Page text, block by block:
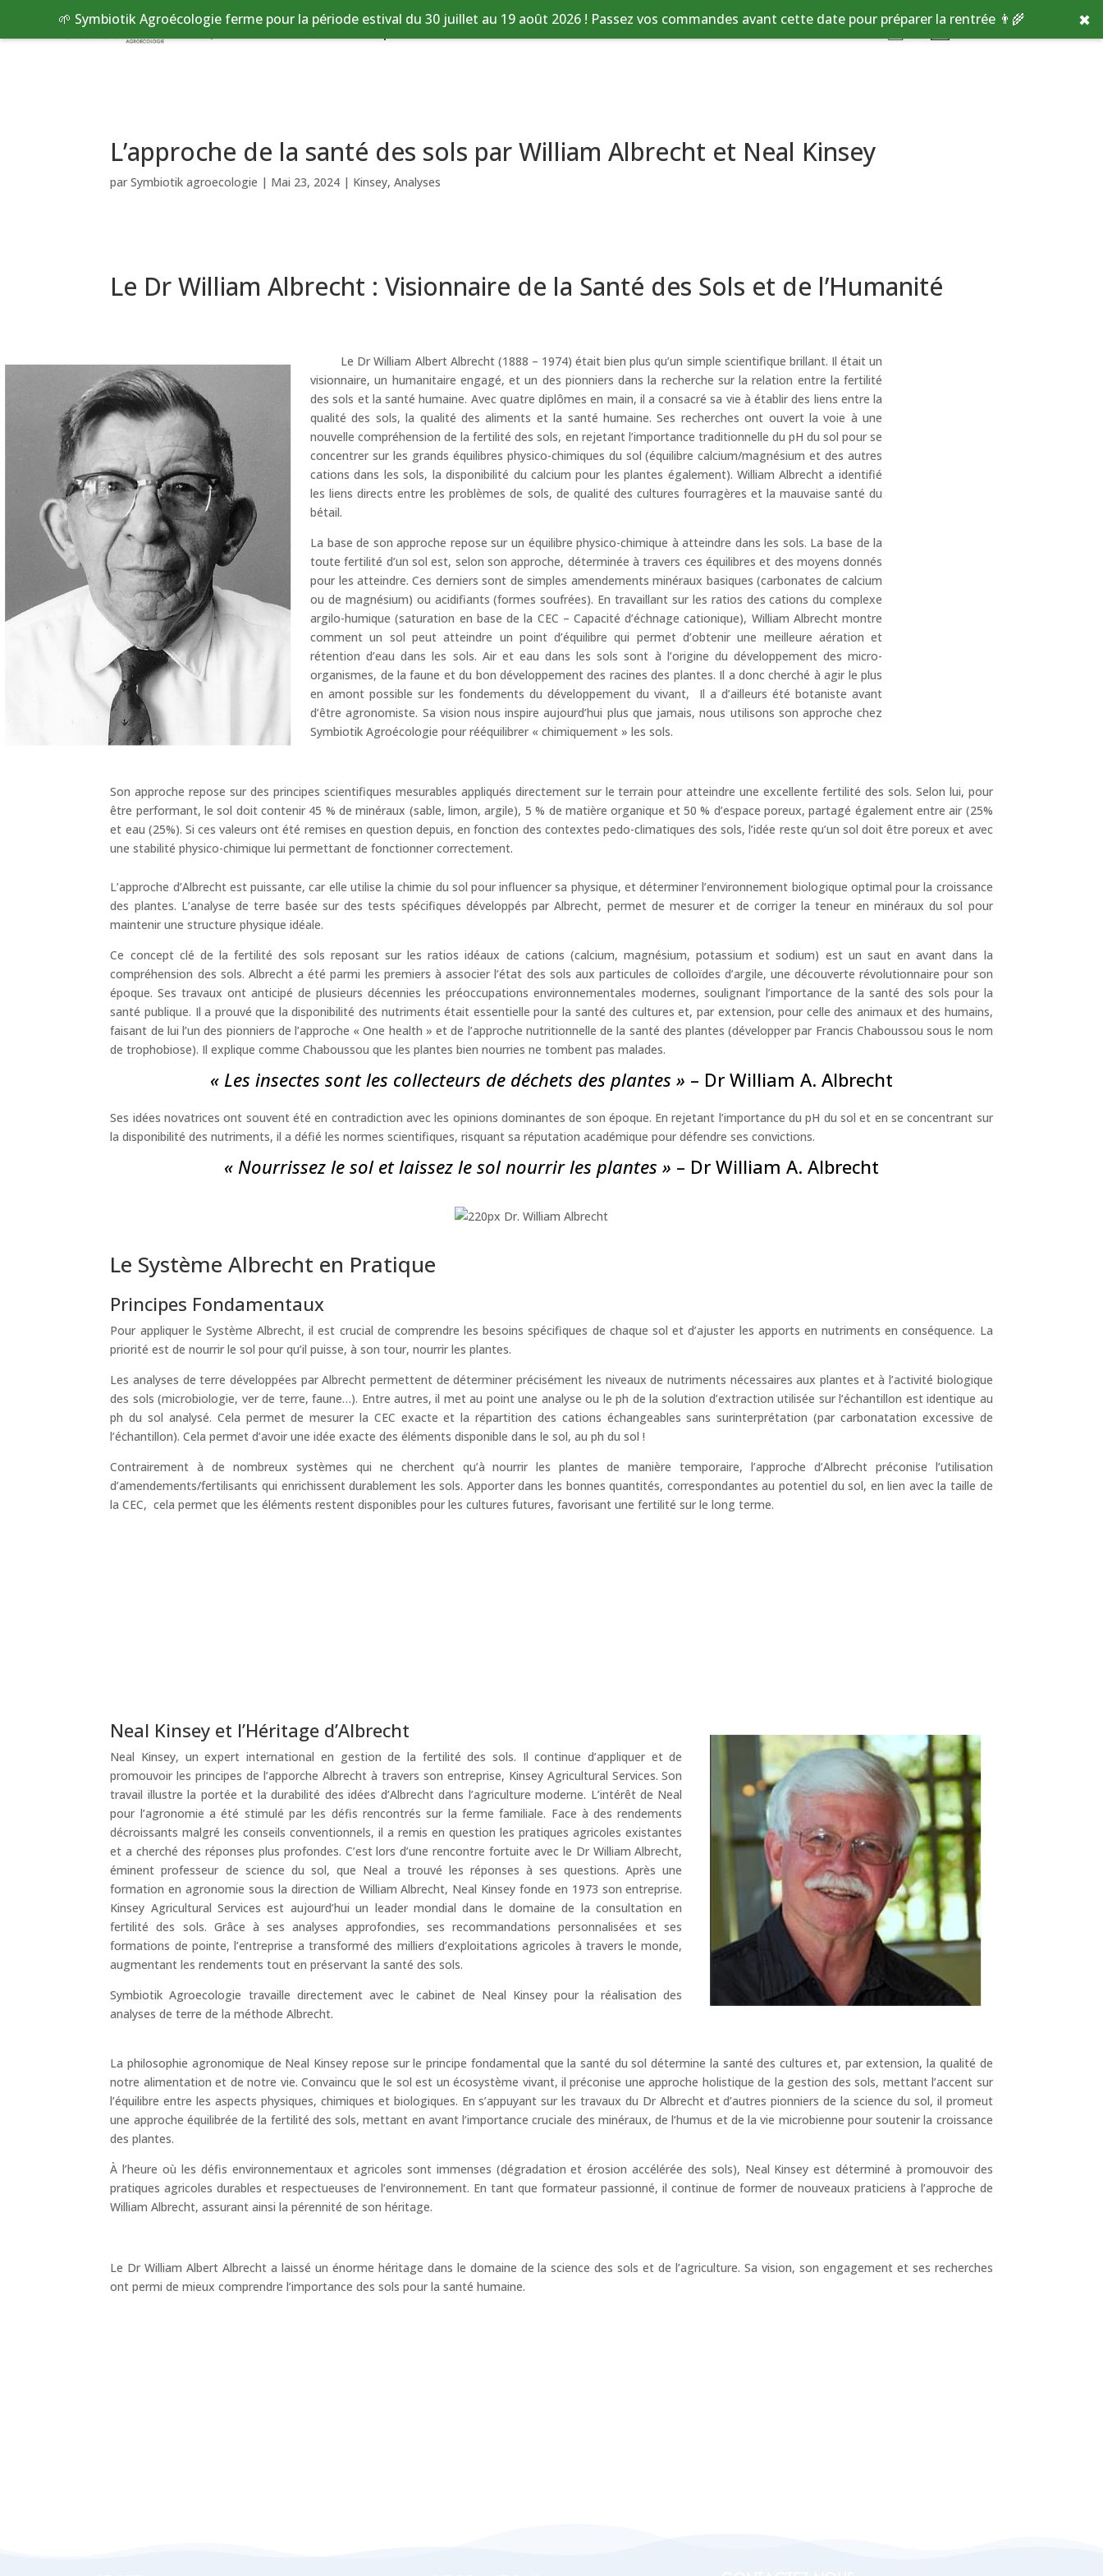
🌱 Symbiotik Agroécologie ferme pour la période estival du 30 juillet au 19 août 2026 ! Passez vos commandes avant cette date pour préparer la rentrée 👨‍🌾 ✖
Qui sommes nous ? Nos services
L’approche de la santé des sols par William Albrecht et Neal Kinsey
parSymbiotik agroecologie | Mai 23, 2024 | Kinsey,Analyses
Le Dr William Albrecht : Visionnaire de la Santé des Sols et de l’Humanité
Le Dr William Albert Albrecht (1888 – 1974) était bien plus qu’un simple scientifique brillant. Il était un
visionnaire, un humanitaire engagé, et un des pionniers dans la recherche sur la relation entre la fertilité
des sols et la santé humaine. Avec quatre diplômes en main, il a consacré sa vie à établir des liens entre la
qualité des sols, la qualité des aliments et la santé humaine. Ses recherches ont ouvert la voie à une
nouvelle compréhension de la fertilité des sols, en rejetant l’importance traditionnelle du pH du sol pour se
concentrer sur les grands équilibres physico-chimiques du sol (équilibre calcium/magnésium et des autres
cations dans les sols, la disponibilité du calcium pour les plantes également). William Albrecht a identifié
les liens directs entre les problèmes de sols, de qualité des cultures fourragères et la mauvaise santé du
bétail.
La base de son approche repose sur un équilibre physico-chimique à atteindre dans les sols. La base de la
toute fertilité d’un sol est, selon son approche, déterminée à travers ces équilibres et des moyens donnés
pour les atteindre. Ces derniers sont de simples amendements minéraux basiques (carbonates de calcium
ou de magnésium) ou acidifiants (formes soufrées). En travaillant sur les ratios des cations du complexe
argilo-humique (saturation en base de la CEC – Capacité d’échnage cationique), William Albrecht montre
comment un sol peut atteindre un point d’équilibre qui permet d’obtenir une meilleure aération et
rétention d’eau dans les sols. Air et eau dans les sols sont à l’origine du développement des micro-
organismes, de la faune et du bon développement des racines des plantes. Il a donc cherché à agir le plus
en amont possible sur les fondements du développement du vivant, Il a d’ailleurs été botaniste avant
d’être agronomiste. Sa vision nous inspire aujourd’hui plus que jamais, nous utilisons son approche chez
Symbiotik Agroécologie pour rééquilibrer « chimiquement » les sols.
Son approche repose sur des principes scientifiques mesurables appliqués directement sur le terrain pour atteindre une excellente fertilité des sols. Selon lui, pour
être performant, le sol doit contenir 45 % de minéraux (sable, limon, argile), 5 % de matière organique et 50 % d’espace poreux, partagé également entre air (25%
et eau (25%). Si ces valeurs ont été remises en question depuis, en fonction des contextes pedo-climatiques des sols, l’idée reste qu’un sol doit être poreux et avec
une stabilité physico-chimique lui permettant de fonctionner correctement.
L’approche d’Albrecht est puissante, car elle utilise la chimie du sol pour influencer sa physique, et déterminer l’environnement biologique optimal pour la croissance
des plantes. L’analyse de terre basée sur des tests spécifiques développés par Albrecht, permet de mesurer et de corriger la teneur en minéraux du sol pour
maintenir une structure physique idéale.
Ce concept clé de la fertilité des sols reposant sur les ratios idéaux de cations (calcium, magnésium, potassium et sodium) est un saut en avant dans la
compréhension des sols. Albrecht a été parmi les premiers à associer l’état des sols aux particules de colloïdes d’argile, une découverte révolutionnaire pour son
époque. Ses travaux ont anticipé de plusieurs décennies les préoccupations environnementales modernes, soulignant l’importance de la santé des sols pour la
santé publique. Il a prouvé que la disponibilité des nutriments était essentielle pour la santé des cultures et, par extension, pour celle des animaux et des humains,
faisant de lui l’un des pionniers de l’approche « One health » et de l’approche nutritionnelle de la santé des plantes (développer par Francis Chaboussou sous le nom
de trophobiose). Il explique comme Chaboussou que les plantes bien nourries ne tombent pas malades.
« Les insectes sont les collecteurs de déchets des plantes » – Dr William A. Albrecht
Ses idées novatrices ont souvent été en contradiction avec les opinions dominantes de son époque. En rejetant l’importance du pH du sol et en se concentrant sur
la disponibilité des nutriments, il a défié les normes scientifiques, risquant sa réputation académique pour défendre ses convictions.
« Nourrissez le sol et laissez le sol nourrir les plantes » – Dr William A. Albrecht
Le Système Albrecht en Pratique
Principes Fondamentaux
Pour appliquer le Système Albrecht, il est crucial de comprendre les besoins spécifiques de chaque sol et d’ajuster les apports en nutriments en conséquence. La
priorité est de nourrir le sol pour qu’il puisse, à son tour, nourrir les plantes.
Les analyses de terre développées par Albrecht permettent de déterminer précisément les niveaux de nutriments nécessaires aux plantes et à l’activité biologique
des sols (microbiologie, ver de terre, faune…). Entre autres, il met au point une analyse ou le ph de la solution d’extraction utilisée sur l’échantillon est identique au
ph du sol analysé. Cela permet de mesurer la CEC exacte et la répartition des cations échangeables sans surinterprétation (par carbonatation excessive de
l’échantillon). Cela permet d’avoir une idée exacte des éléments disponible dans le sol, au ph du sol !
Contrairement à de nombreux systèmes qui ne cherchent qu’à nourrir les plantes de manière temporaire, l’approche d’Albrecht préconise l’utilisation
d’amendements/fertilisants qui enrichissent durablement les sols. Apporter dans les bonnes quantités, correspondantes au potentiel du sol, en lien avec la taille de
la CEC, cela permet que les éléments restent disponibles pour les cultures futures, favorisant une fertilité sur le long terme.
Neal Kinsey et l’Héritage d’Albrecht
Neal Kinsey, un expert international en gestion de la fertilité des sols. Il continue d’appliquer et de
promouvoir les principes de l’apporche Albrecht à travers son entreprise, Kinsey Agricultural Services. Son
travail illustre la portée et la durabilité des idées d’Albrecht dans l’agriculture moderne. L’intérêt de Neal
pour l’agronomie a été stimulé par les défis rencontrés sur la ferme familiale. Face à des rendements
décroissants malgré les conseils conventionnels, il a remis en question les pratiques agricoles existantes
et a cherché des réponses plus profondes. C’est lors d’une rencontre fortuite avec le Dr William Albrecht,
éminent professeur de science du sol, que Neal a trouvé les réponses à ses questions. Après une
formation en agronomie sous la direction de William Albrecht, Neal Kinsey fonde en 1973 son entreprise.
Kinsey Agricultural Services est aujourd’hui un leader mondial dans le domaine de la consultation en
fertilité des sols. Grâce à ses analyses approfondies, ses recommandations personnalisées et ses
formations de pointe, l’entreprise a transformé des milliers d’exploitations agricoles à travers le monde,
augmentant les rendements tout en préservant la santé des sols.
Symbiotik Agroecologie travaille directement avec le cabinet de Neal Kinsey pour la réalisation des
analyses de terre de la méthode Albrecht.
La philosophie agronomique de Neal Kinsey repose sur le principe fondamental que la santé du sol détermine la santé des cultures et, par extension, la qualité de
notre alimentation et de notre vie. Convaincu que le sol est un écosystème vivant, il préconise une approche holistique de la gestion des sols, mettant l’accent sur
l’équilibre entre les aspects physiques, chimiques et biologiques. En s’appuyant sur les travaux du Dr Albrecht et d’autres pionniers de la science du sol, il promeut
une approche équilibrée de la fertilité des sols, mettant en avant l’importance cruciale des minéraux, de l’humus et de la vie microbienne pour soutenir la croissance
des plantes.
À l’heure où les défis environnementaux et agricoles sont immenses (dégradation et érosion accélérée des sols), Neal Kinsey est déterminé à promouvoir des
pratiques agricoles durables et respectueuses de l’environnement. En tant que formateur passionné, il continue de former de nouveaux praticiens à l’approche de
William Albrecht, assurant ainsi la pérennité de son héritage.
Le Dr William Albert Albrecht a laissé un énorme héritage dans le domaine de la science des sols et de l’agriculture. Sa vision, son engagement et ses recherches
ont permi de mieux comprendre l’importance des sols pour la santé humaine.